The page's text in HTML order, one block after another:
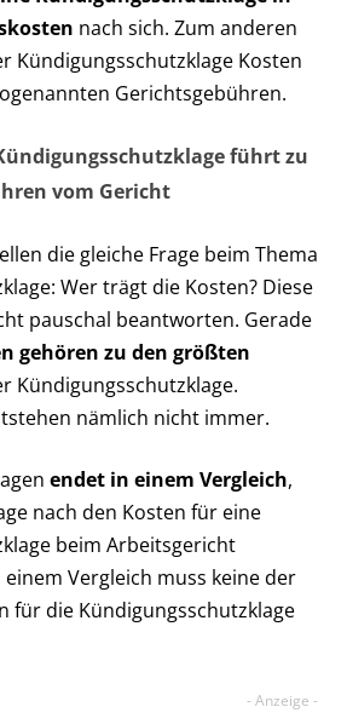
nach sich. Zum anderen
Kündigungsschutzklage Kosten
Gerichtsgebühren.
führt zu
vom Gericht
die gleiche Frage beim Thema
Wer trägt die Kosten? Diese
pauschal beantworten. Gerade
gehören zu den größten
Kündigungsschutzklage.
nämlich nicht immer.
endet in einem Vergleich,
nach den Kosten für eine
beim Arbeitsgericht
Vergleich muss keine der
für die Kündigungsschutzklage